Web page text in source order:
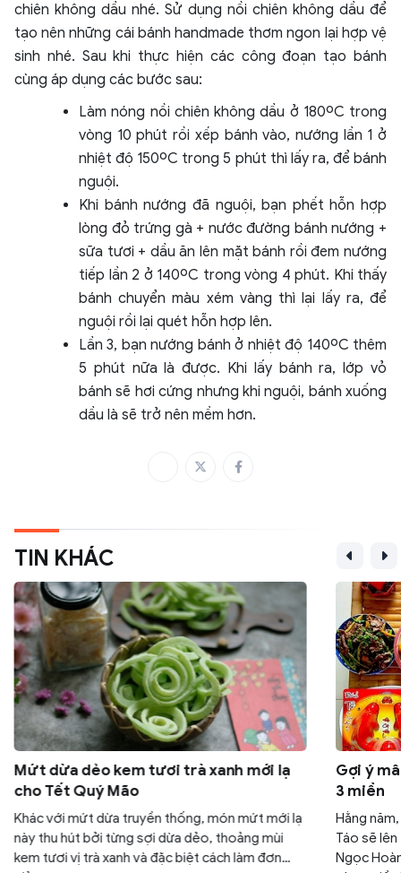
chiên không dầu nhé. Sử dụng nồi chiên không dầu để
tạo nên những cái bánh handmade thơm ngon lại hợp vệ
sinh nhé. Sau khi thực hiện các công đoạn tạo bánh
cùng áp dụng các bước sau:
Làm nóng nồi chiên không dầu ở 180ºC trong
vòng 10 phút rồi xếp bánh vào, nướng lần 1 ở
nhiệt độ 150ºC trong 5 phút thì lấy ra, để bánh
nguội.
Khi bánh nướng đã nguội, bạn phết hỗn hợp
lòng đỏ trứng gà + nước đường bánh nướng +
sữa tươi + dầu ăn lên mặt bánh rồi đem nướng
tiếp lần 2 ở 140ºC trong vòng 4 phút. Khi thấy
bánh chuyển màu xém vàng thì lại lấy ra, để
nguội rồi lại quét hỗn hợp lên.
Lần 3, bạn nướng bánh ở nhiệt độ 140ºC thêm
5 phút nữa là được. Khi lấy bánh ra, lớp vỏ
bánh sẽ hơi cứng nhưng khi nguội, bánh xuống
dầu là sẽ trở nên mềm hơn.
TIN KHÁC
Mứt dừa dẻo kem tươi trà xanh mới lạ
cho Tết Quý Mão
Khác với mứt dừa truyền thống, món mứt mới lạ
này thu hút bởi từng sợi dừa dẻo, thoảng mùi
kem tươi vị trà xanh và đặc biệt cách làm đơn
Gợi ý
3 miền
Hằng
Táo sẽ
Ngọc